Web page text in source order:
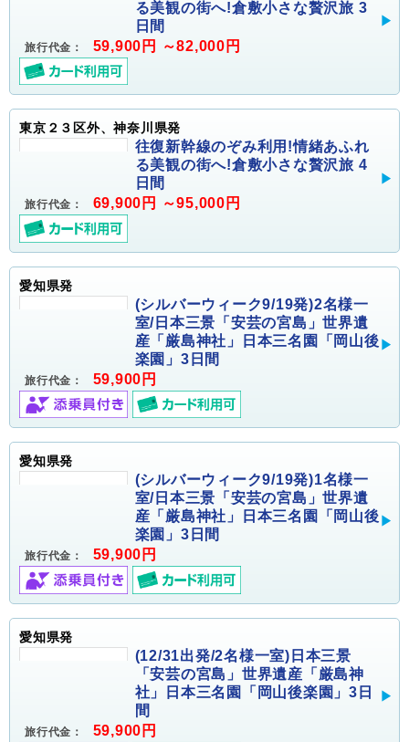
る美観の街へ!倉敷小さな贅沢旅 3
日間
旅行代金： 59,900円 ～82,000円
東京２３区外、神奈川県発
往復新幹線のぞみ利用!情緒あふれ
る美観の街へ!倉敷小さな贅沢旅 4
日間
旅行代金： 69,900円 ～95,000円
愛知県発
(シルバーウィーク9/19発)2名様一
室/日本三景「安芸の宮島」世界遺
産「厳島神社」日本三名園「岡山後
楽園」3日間
旅行代金： 59,900円
愛知県発
(シルバーウィーク9/19発)1名様一
室/日本三景「安芸の宮島」世界遺
産「厳島神社」日本三名園「岡山後
楽園」3日間
旅行代金： 59,900円
愛知県発
(12/31出発/2名様一室)日本三景
「安芸の宮島」世界遺産「厳島神
社」日本三名園「岡山後楽園」3日
間
旅行代金： 59,900円